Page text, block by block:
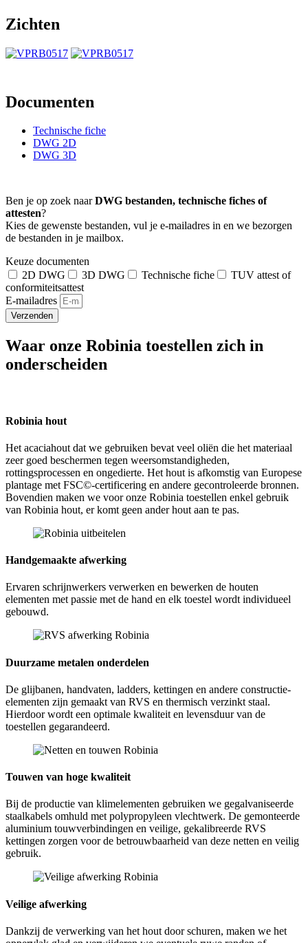
Zichten
Documenten
Technische fiche
DWG 2D
DWG 3D
Ben je op zoek naarDWG bestanden, technische fiches of
attesten?
Kies de gewenste bestanden, vul je e-mailadres in en we bezorgen
de bestanden in je mailbox.
Keuze documenten
2D DWG
3D DWG Technische fiche
TUV attest of
conformiteitsattest
E-mailadres
Verzenden
Waar onze Robinia toestellen zich in
onderscheiden
Robinia hout
Het acaciahout dat we gebruiken bevat veel oliën die het materiaal
zeer goed beschermen tegen weersomstandigheden,
rottingsprocessen en ongedierte. Het hout is afkomstig van Europese
plantage met FSC©-certificering en andere gecontroleerde bronnen.
Bovendien maken we voor onze Robinia toestellen enkel gebruik
van Robinia hout, er komt geen ander hout aan te pas.
Handgemaakte afwerking
Ervaren schrijnwerkers verwerken en bewerken de houten
elementen met passie met de hand en elk toestel wordt individueel
gebouwd.
Duurzame metalen onderdelen
De glijbanen, handvaten, ladders, kettingen en andere constructie-
elementen zijn gemaakt van RVS en thermisch verzinkt staal.
Hierdoor wordt een optimale kwaliteit en levensduur van de
toestellen gegarandeerd.
Touwen van hoge kwaliteit
Bij de productie van klimelementen gebruiken we gegalvaniseerde
staalkabels omhuld met polypropyleen vlechtwerk. De gemonteerde
aluminium touwverbindingen en veilige, gekalibreerde RVS
kettingen zorgen voor de betrouwbaarheid van deze netten en veilig
gebruik.
Veilige afwerking
Dankzij de verwerking van het hout door schuren, maken we het